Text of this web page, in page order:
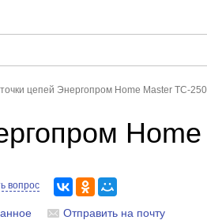
цепей Энергопром Home Master ТС-250
вопрос
Отправить на почту